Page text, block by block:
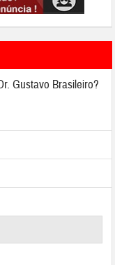
Gustavo Brasileiro?